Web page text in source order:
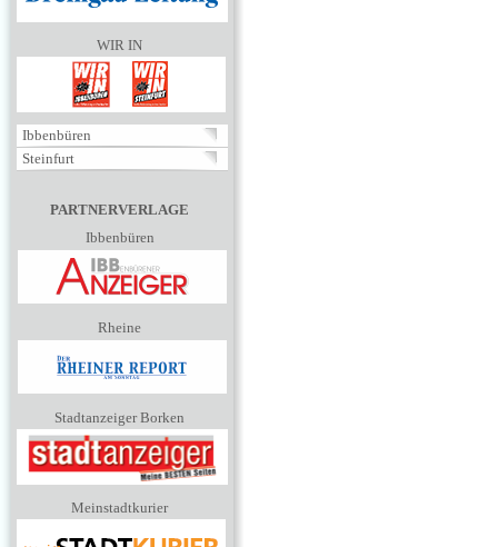
WIR IN
Ibbenbüren
Steinfurt
PARTNERVERLAGE
Ibbenbüren
Rheine
Stadtanzeiger Borken
Meinstadtkurier